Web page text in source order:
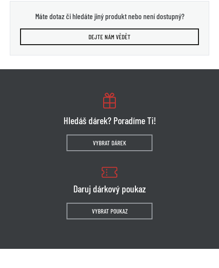
Máte dotaz či hledáte jiný produkt nebo není dostupný?
DEJTE NÁM VĚDĚT
Hledáš dárek? Poradíme Ti!
VYBRAT DÁREK
Daruj dárkový poukaz
VYBRAT POUKAZ